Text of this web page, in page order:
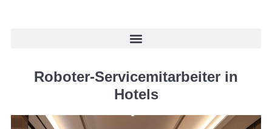
Roboter-Servicemitarbeiter in
Hotels